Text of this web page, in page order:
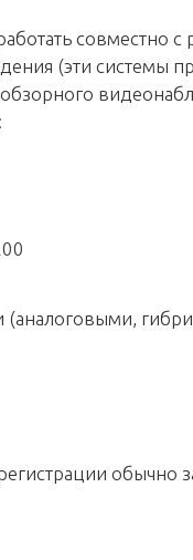
совместно с
(эти системы
(аналоговыми,
обычно